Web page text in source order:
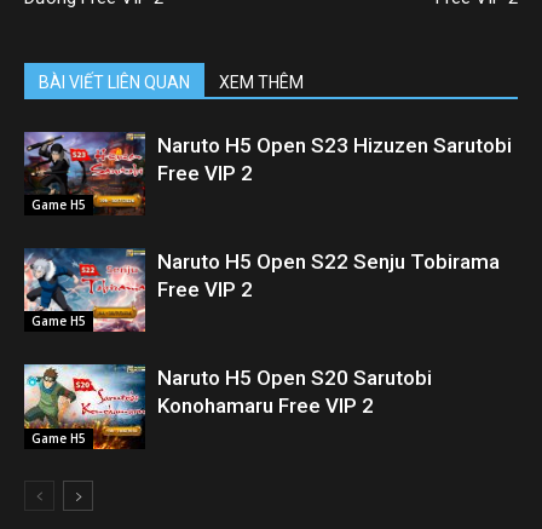
BÀI VIẾT LIÊN QUAN XEM THÊM
Game H5
Naruto H5 Open S23 Hizuzen Sarutobi
Free VIP 2
Game H5
Naruto H5 Open S22 Senju Tobirama
Free VIP 2
Game H5
Naruto H5 Open S20 Sarutobi
Konohamaru Free VIP 2